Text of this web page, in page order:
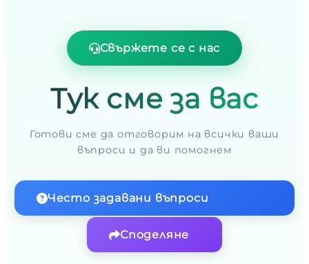
Свържете се с нас
Тук сме за вас
Готови сме да отговорим на всички ваши
въпроси и да ви помогнем
Често задавани въпроси
Споделяне